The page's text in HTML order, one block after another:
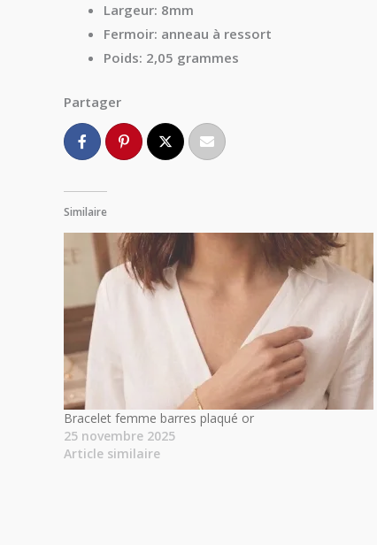
Largeur: 8mm
Fermoir: anneau à ressort
Poids: 2,05 grammes
Partager
Similaire
Bracelet femme barres plaqué or
25 novembre 2025
Article similaire